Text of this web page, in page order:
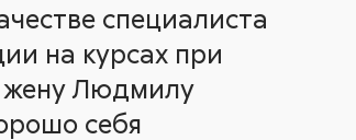
специалиста
на курсах при
жену Людмилу
себя